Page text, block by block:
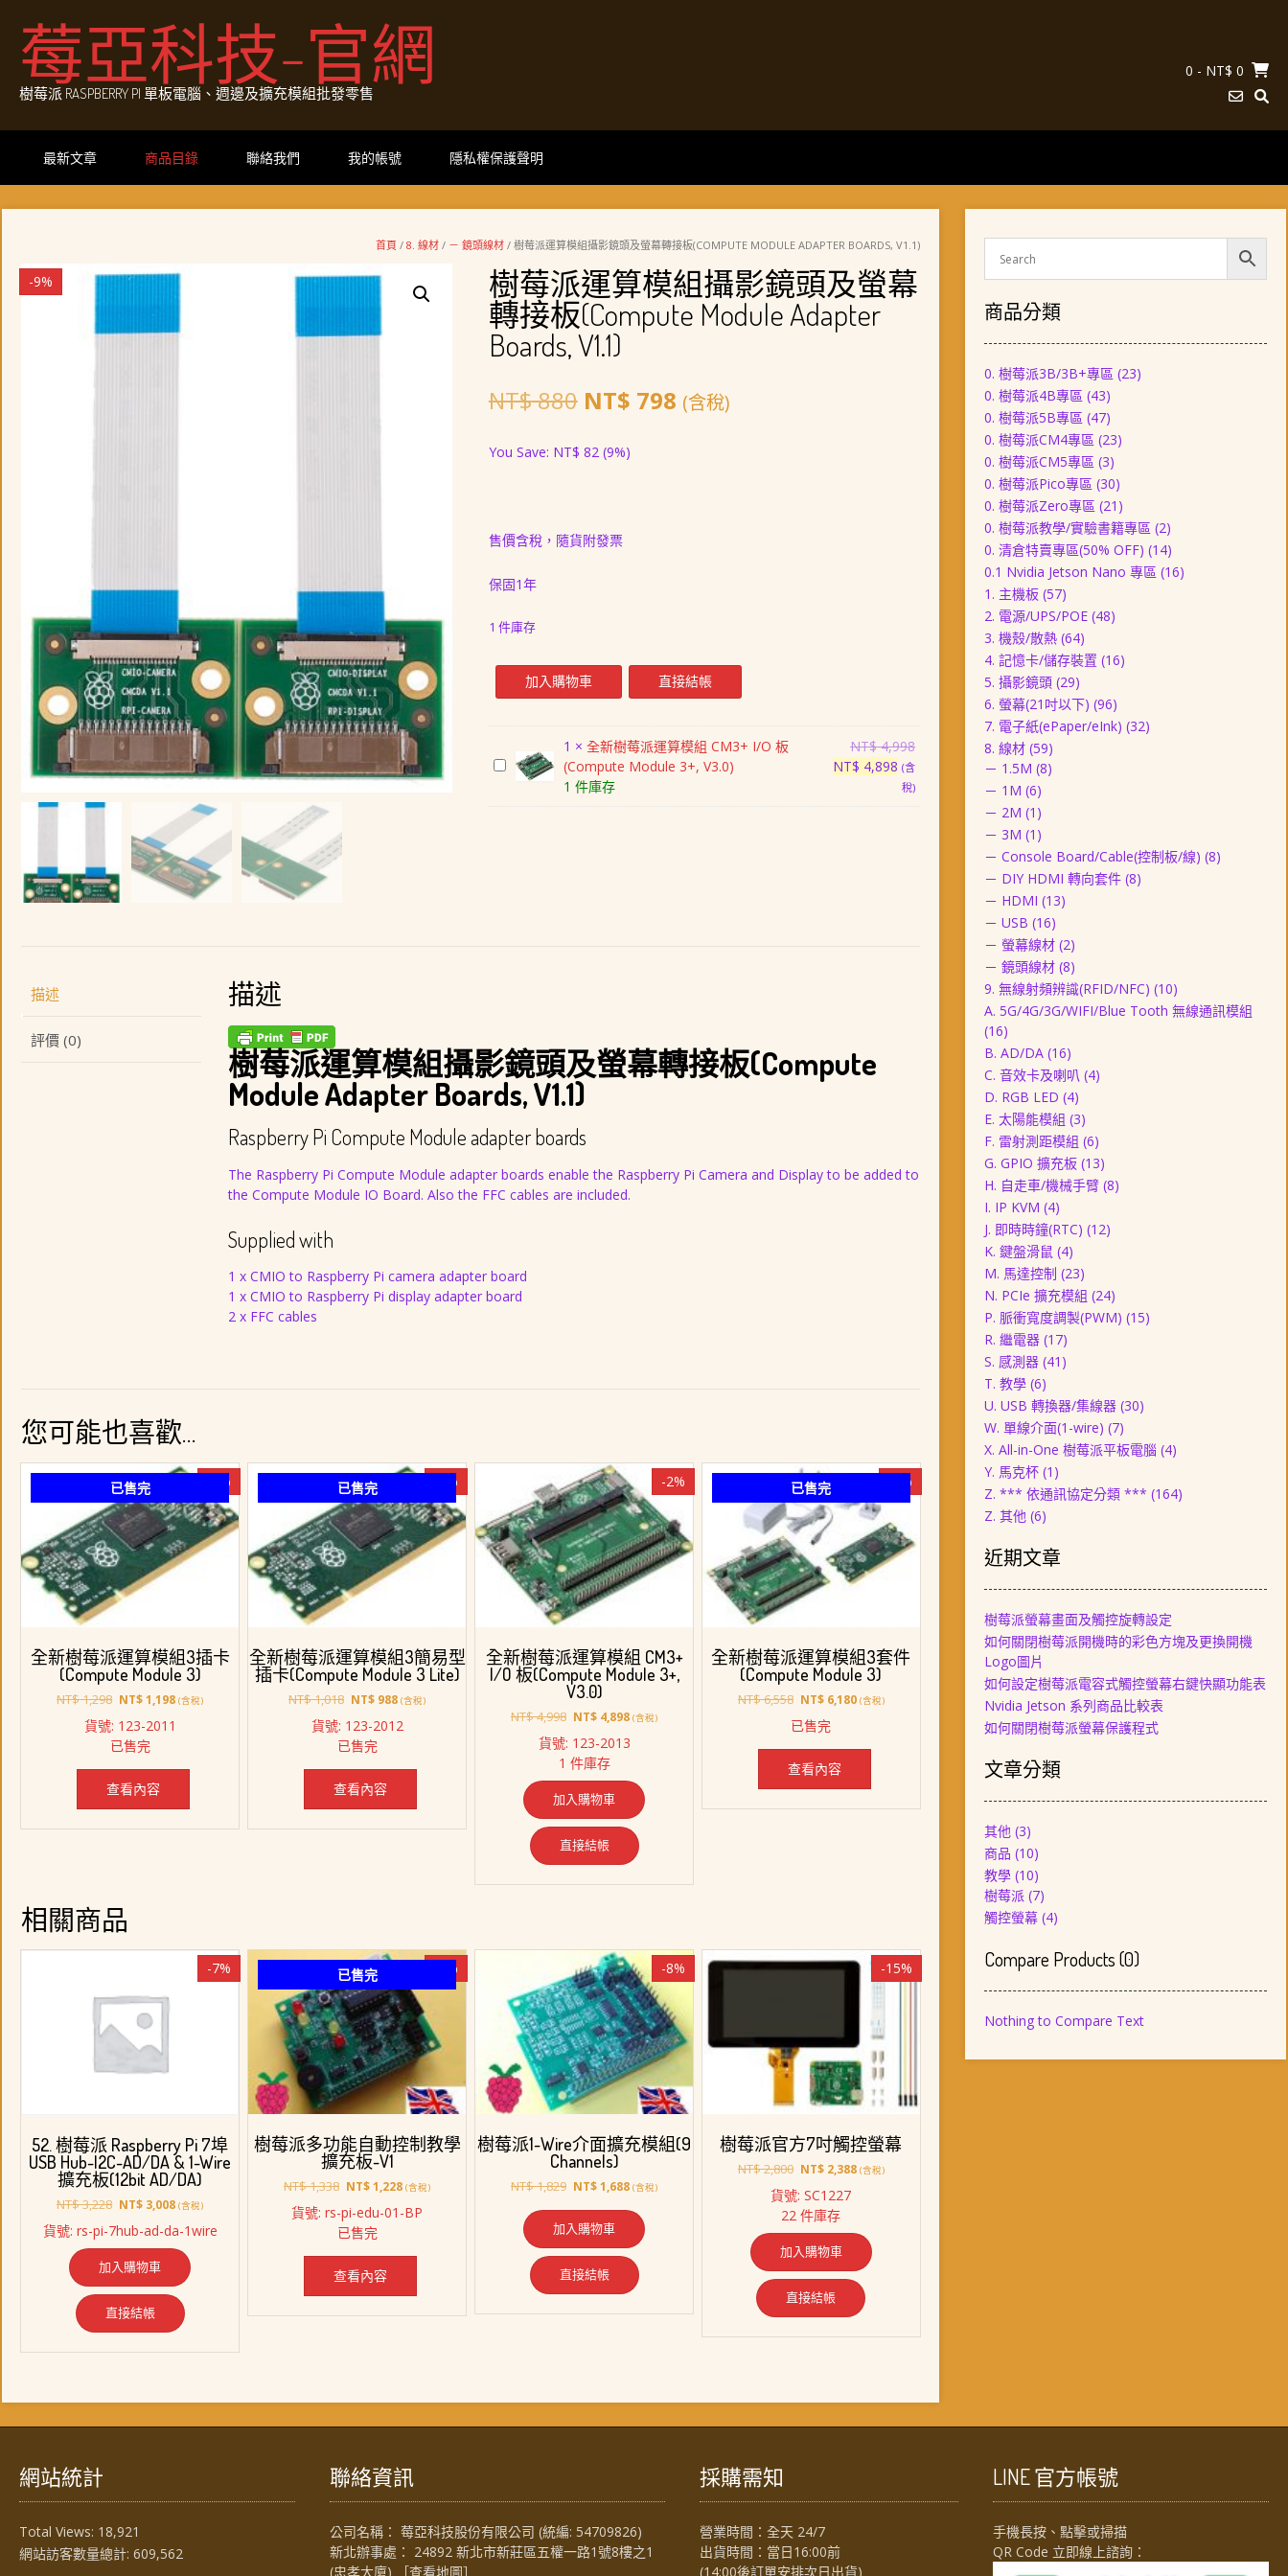
content莓亞科技-官網
樹莓派 RASPBERRY PI 單板電腦、週邊及擴充模組批發零售
0 - NT$ 0
最新文章 商品目錄 聯絡我們 我的帳號 隱私權保護聲明
首頁 /8. 線材 / － 鏡頭線材 / 樹莓派運算模組攝影鏡頭及螢幕轉接板(COMPUTE MODULE ADAPTER BOARDS, V1.1)
-9% 樹莓派運算模組攝影鏡頭及螢幕
轉接板(Compute Module Adapter
Boards, V1.1)
NT$880 原
價
NT$ 880。
NT$ 798目
(含稅)
You Save: NT$ 82(9%)
售價含稅，隨貨附發票
保固1年
1 件庫存
莓
算
模
Adapter
Boards,
V1.1)
量
加入購物車 直接結帳
全
3+,
V3.0)
1 × 全新樹莓派運算模組 CM3+ I/O 板
(Compute Module 3+, V3.0)
1 件庫存
NT$4,998原
始
價
NT$ 4,898 目
前
(含
稅)
描述
評價 (0)
描述
樹莓派運算模組攝影鏡頭及螢幕轉接板(Compute
Module Adapter Boards, V1.1)
Raspberry Pi Compute Module adapter boards
The Raspberry Pi Compute Module adapter boards enable the Raspberry Pi Camera and Display to be added to
the Compute Module IO Board. Also the FFC cables are included.
Supplied with
1 x CMIO to Raspberry Pi camera adapter board
1 x CMIO to Raspberry Pi display adapter board
2 x FFC cables
您可能也喜歡…
已售完 -8%
全新樹莓派運算模組3插卡
(Compute Module 3)
NT$1,298 原
價
格：
NT$ 1,298。
NT$1,198目
NT$ 1,198。
(含稅)
貨號: 123-2011
已售完
查看內容
已售完 -3%
全新樹莓派運算模組3簡易型
插卡(Compute Module 3 Lite)
NT$1,018 原
價
格：
NT$ 1,018。
NT$ 988目
價
NT$ 988。
(含稅)
貨號: 123-2012
已售完
查看內容
-2%
全新樹莓派運算模組 CM3+
I/O 板(Compute Module 3+,
V3.0)
NT$4,998 原
價
格：
NT$ 4,998。
NT$ 4,898目
價
NT$ 4,898。
(含稅)
貨號: 123-2013
1 件庫存
加入購物車
直接結帳
已售完 -6%
全新樹莓派運算模組3套件
(Compute Module 3)
NT$6,558 原
價
格：
NT$ 6,558。
NT$6,180目
格：
(含稅)
已售完
查看內容
相關商品
-7%
52. 樹莓派 Raspberry Pi 7埠
USB Hub-I2C-AD/DA & 1-Wire
擴充板(12bit AD/DA)
NT$3,228 原
價
NT$ 3,228。
NT$ 3,008目
價
格：
NT$ 3,008。
(含稅)
貨號: rs-pi-7hub-ad-da-1wire
加入購物車
直接結帳
已售完 -8%
樹莓派多功能自動控制教學
擴充板-V1
NT$1,338 原
價
格：
NT$ 1,338。
NT$1,228目
價
NT$ 1,228。
(含稅)
貨號: rs-pi-edu-01-BP
已售完
查看內容
-8%
樹莓派1-Wire介面擴充模組(9
Channels)
NT$1,829 原
格：
NT$ 1,829。
NT$1,688目
價
格：
NT$ 1,688。
(含稅)
加入購物車
直接結帳
-15%
樹莓派官方7吋觸控螢幕
NT$2,800 原
價
格：
NT$ 2,800。
NT$2,388目
NT$ 2,388。
(含稅)
貨號: SC1227
22 件庫存
加入購物車
直接結帳
商品分類
0. 樹莓派3B/3B+專區 (23)
0. 樹莓派4B專區 (43)
0. 樹莓派5B專區 (47)
0. 樹莓派CM4專區 (23)
0. 樹莓派CM5專區 (3)
0. 樹莓派Pico專區 (30)
0. 樹莓派Zero專區 (21)
0. 樹莓派教學/實驗書籍專區 (2)
0. 清倉特賣專區(50% OFF) (14)
0.1 Nvidia Jetson Nano 專區 (16)
1. 主機板 (57)
2. 電源/UPS/POE (48)
3. 機殼/散熱 (64)
4. 記憶卡/儲存裝置 (16)
5. 攝影鏡頭 (29)
6. 螢幕(21吋以下) (96)
7. 電子紙(ePaper/eInk) (32)
8. 線材 (59)
－ 1.5M (8)
－ 1M (6)
－ 2M (1)
－ 3M (1)
－ Console Board/Cable(控制板/線) (8)
－ DIY HDMI 轉向套件 (8)
－ HDMI (13)
－ USB (16)
－ 螢幕線材 (2)
－ 鏡頭線材 (8)
9. 無線射頻辨識(RFID/NFC) (10)
A. 5G/4G/3G/WIFI/Blue Tooth 無線通訊模組
(16)
B. AD/DA (16)
C. 音效卡及喇叭 (4)
D. RGB LED (4)
E. 太陽能模組 (3)
F. 雷射測距模組 (6)
G. GPIO 擴充板 (13)
H. 自走車/機械手臂 (8)
I. IP KVM (4)
J. 即時時鐘(RTC) (12)
K. 鍵盤滑鼠 (4)
M. 馬達控制 (23)
N. PCIe 擴充模組 (24)
P. 脈衝寬度調製(PWM) (15)
R. 繼電器 (17)
S. 感測器 (41)
T. 教學 (6)
U. USB 轉換器/集線器 (30)
W. 單線介面(1-wire) (7)
X. All-in-One 樹莓派平板電腦 (4)
Y. 馬克杯 (1)
Z. *** 依通訊協定分類 *** (164)
Z. 其他 (6)
近期文章
樹莓派螢幕畫面及觸控旋轉設定
如何關閉樹莓派開機時的彩色方塊及更換開機
Logo圖片
如何設定樹莓派電容式觸控螢幕右鍵快顯功能表
Nvidia Jetson 系列商品比較表
如何關閉樹莓派螢幕保護程式
文章分類
其他(3)
商品 (10)
教學(10)
樹莓派(7)
觸控螢幕(4)
Compare Products(0)
Nothing to Compare Text
網站統計
Total Views: 18,921
網站訪客數量總計: 609,562
聯絡資訊
公司名稱： 莓亞科技股份有限公司 (統編: 54709826)
新北辦事處： 24892 新北市新莊區五權一路1號8樓之1
(忠孝大廈) ［查看地圖］
採購需知
營業時間：全天 24/7
出貨時間：當日16:00前
(14:00後訂單安排次日出貨)
LINE 官方帳號
手機長按、點擊或掃描
QR Code 立即線上諮詢：